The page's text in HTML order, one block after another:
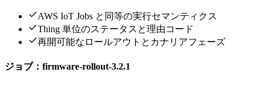
AWS IoT Jobs と同等の実行セマンティクス
Thing 単位のステータスと理由コード
再開可能なロールアウトとカナリアフェーズ
ジョブ：firmware-rollout-3.2.1